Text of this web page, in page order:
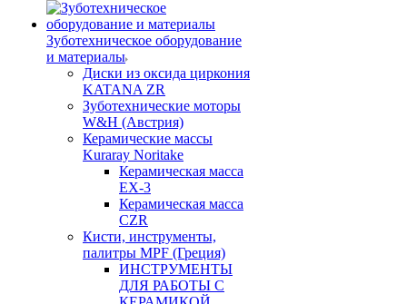
Зуботехническое оборудование
и материалы
Диски из оксида циркония
KATANA ZR
Зуботехнические моторы
W&H (Австрия)
Керамические массы
Kuraray Noritake
Керамическая масса
EX-3
Керамическая масса
CZR
Кисти, инструменты,
палитры MPF (Греция)
ИНСТРУМЕНТЫ
ДЛЯ РАБОТЫ С